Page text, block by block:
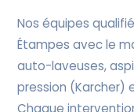
Nos équipes
Étampes avec le
auto-laveuses,
pression (Karcher)
Chaque